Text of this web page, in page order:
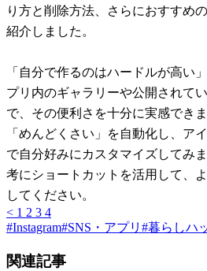
り方と削除方法、さらにおすすめ
紹介しました。
「自分で作るのはハードルが高い
プリ内のギャラリーや公開されて
で、その便利さを十分に実感でき
「めんどくさい」を自動化し、ア
で自分好みにカスタマイズしてみ
考にショートカットを活用して、
してください。
< 1 2 3 4
#Instagram#SNS・アプリ #暮らしハ
関連記事